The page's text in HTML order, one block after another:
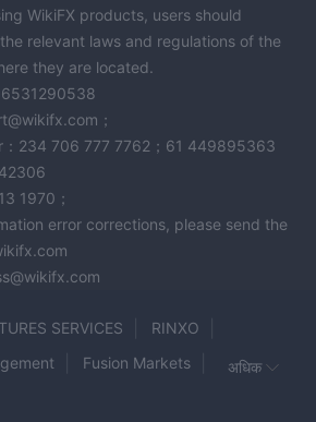
WikiFX products, users should
relevant laws and regulations of the
they are located.
；
：234 706 777 7762；61 449895363
1970；
error corrections, please send the
SERVICES
RINXO
Fusion Markets
अधिक